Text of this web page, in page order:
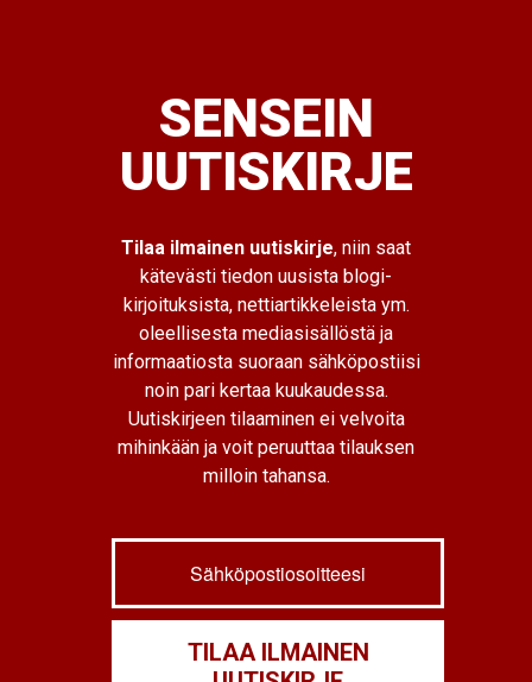
SENSEIN
UUTISKIRJE
Tilaa ilmainen uutiskirje, niin saat
kätevästi tiedon uusista blogi-
kirjoituksista, nettiartikkeleista ym.
oleellisesta mediasisällöstä ja
informaatiosta suoraan sähköpostiisi
noin pari kertaa kuukaudessa.
Uutiskirjeen tilaaminen ei velvoita
mihinkään ja voit peruuttaa tilauksen
milloin tahansa.